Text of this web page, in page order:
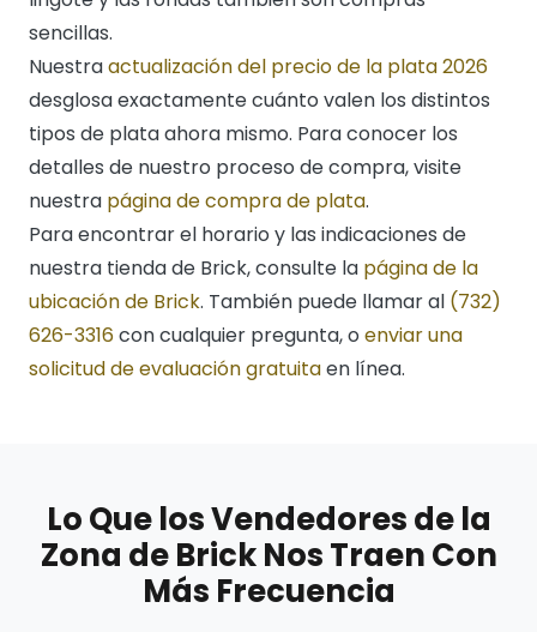
sencillas.
Nuestraactualización del precio de la plata 2026
desglosa exactamente cuánto valen los distintos
tipos de plata ahora mismo. Para conocer los
detalles de nuestro proceso de compra, visite
nuestra página de compra de plata.
Para encontrar el horario y las indicaciones de
nuestra tienda de Brick, consulte la página de la
ubicación de Brick. También puede llamar al (732)
626-3316con cualquier pregunta, o enviar una
solicitud de evaluación gratuitaen línea.
Lo Que los Vendedores de la
Zona de Brick Nos Traen Con
Más Frecuencia